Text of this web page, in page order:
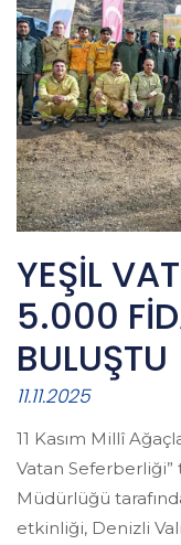
YEŞİL
5.000
BULUŞTU
11.11.2025
11 Kasım Millî
Vatan
Müdürlüğü
etkinliği, Denizli